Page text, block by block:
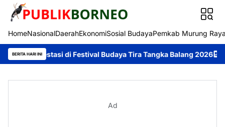
HomeNasionalDaerahEkonomiSosial BudayaPemkab Murung
BERITA HARI INI
Festival Budaya Tira Tangka Balang 2026 Festival Budaya
Ad